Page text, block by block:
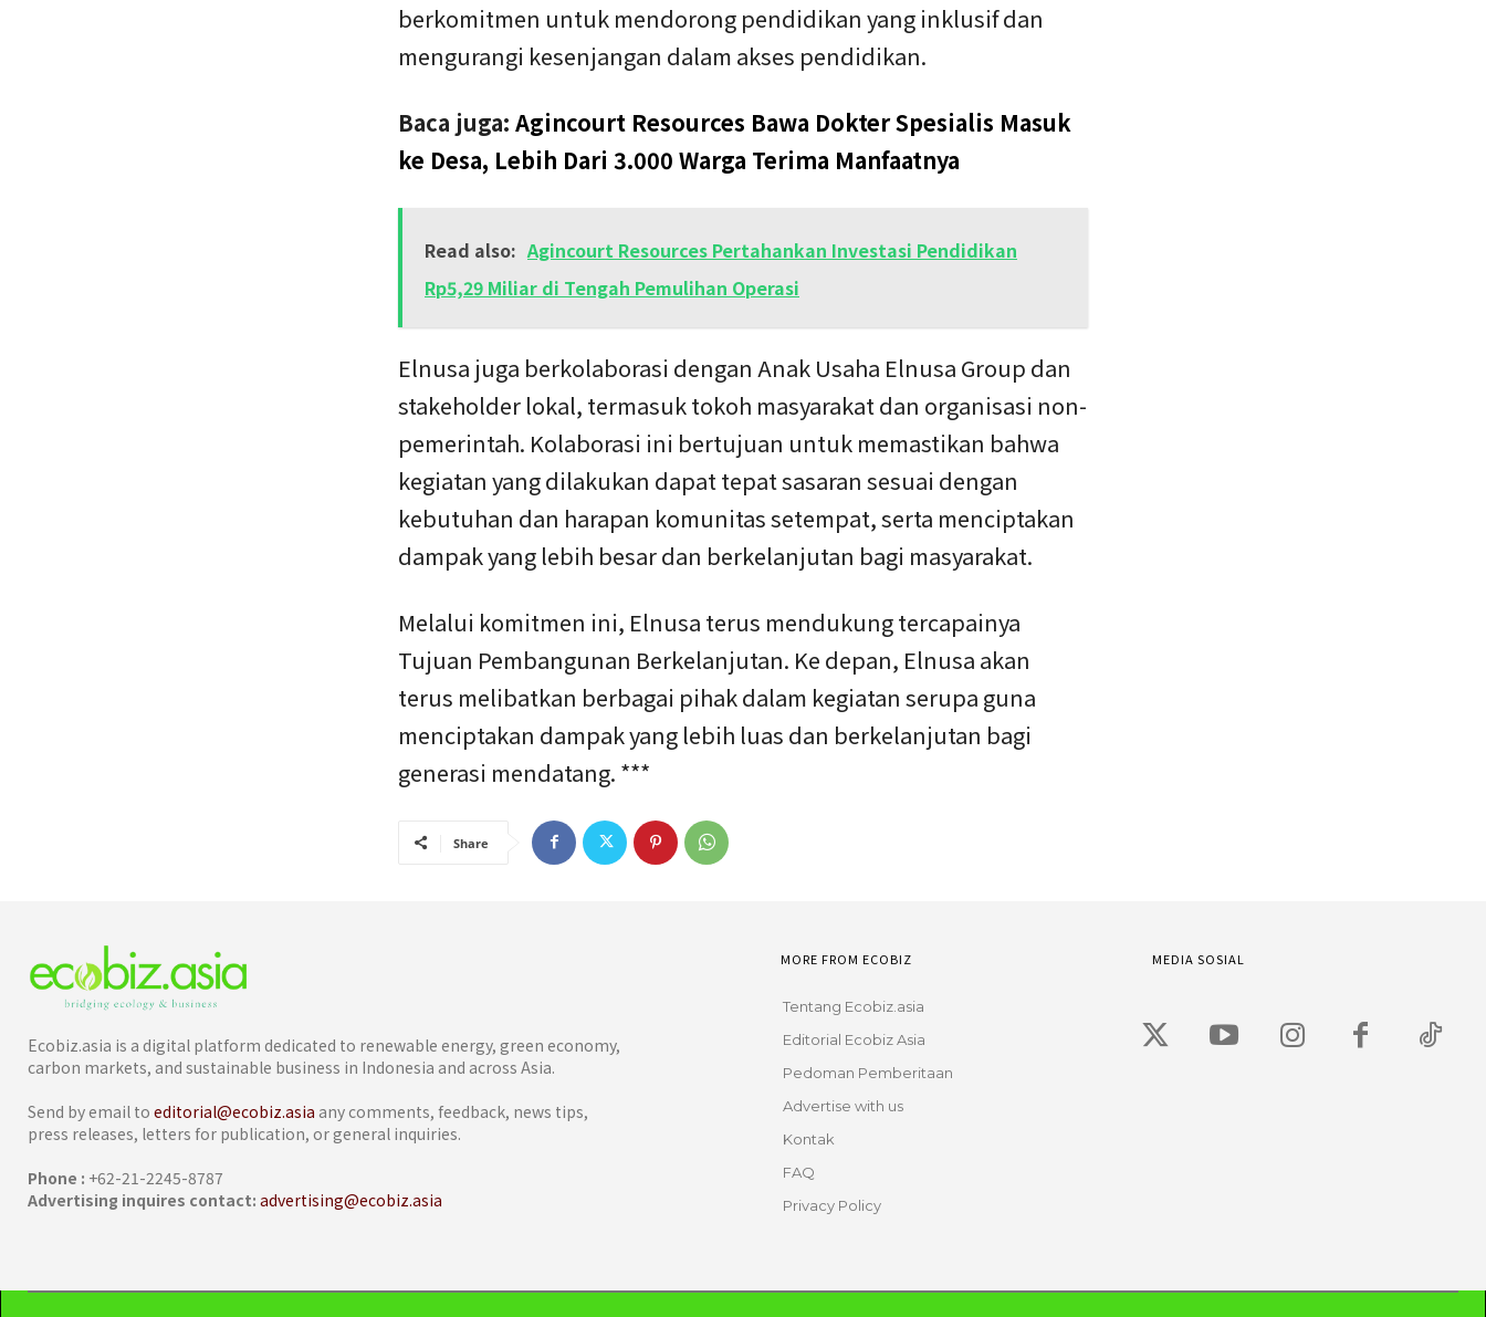
berkomitmen untuk mendorong pendidikan yang inklusif dan
mengurangi kesenjangan dalam akses pendidikan.
Baca juga: Agincourt Resources Bawa Dokter Spesialis Masuk
ke Desa, Lebih Dari 3.000 Warga Terima Manfaatnya
Read also: Agincourt Resources Pertahankan Investasi Pendidikan
Rp5,29 Miliar di Tengah Pemulihan Operasi
Elnusa juga berkolaborasi dengan Anak Usaha Elnusa Group dan
stakeholder lokal, termasuk tokoh masyarakat dan organisasi non-
pemerintah. Kolaborasi ini bertujuan untuk memastikan bahwa
kegiatan yang dilakukan dapat tepat sasaran sesuai dengan
kebutuhan dan harapan komunitas setempat, serta menciptakan
dampak yang lebih besar dan berkelanjutan bagi masyarakat.
Melalui komitmen ini, Elnusa terus mendukung tercapainya
Tujuan Pembangunan Berkelanjutan. Ke depan, Elnusa akan
terus melibatkan berbagai pihak dalam kegiatan serupa guna
menciptakan dampak yang lebih luas dan berkelanjutan bagi
generasi mendatang. ***
Share
Ecobiz.asia is a digital platform dedicated to renewable energy, green economy,
carbon markets, and sustainable business in Indonesia and across Asia.
Send by email to editorial@ecobiz.asia any comments, feedback, news tips,
press releases, letters for publication, or general inquiries.
Phone : +62-21-2245-8787
Advertising inquires contact: advertising@ecobiz.asia
MORE FROM ECOBIZ
Tentang Ecobiz.asia
Editorial Ecobiz Asia
Pedoman Pemberitaan
Advertise with us
Kontak
FAQ
Privacy Policy
MEDIA SOSIAL